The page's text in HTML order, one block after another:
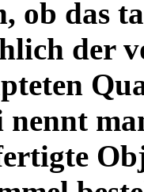
ob das
der
nennt